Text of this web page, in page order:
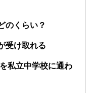
わかりやすく発信していま
関する書籍・雑誌の編集経
事掲載まですべての工程に
ンツを追求しています。
ンシャルプランナー、弁
のくらい？
受け取れる
私立中学校に通わ